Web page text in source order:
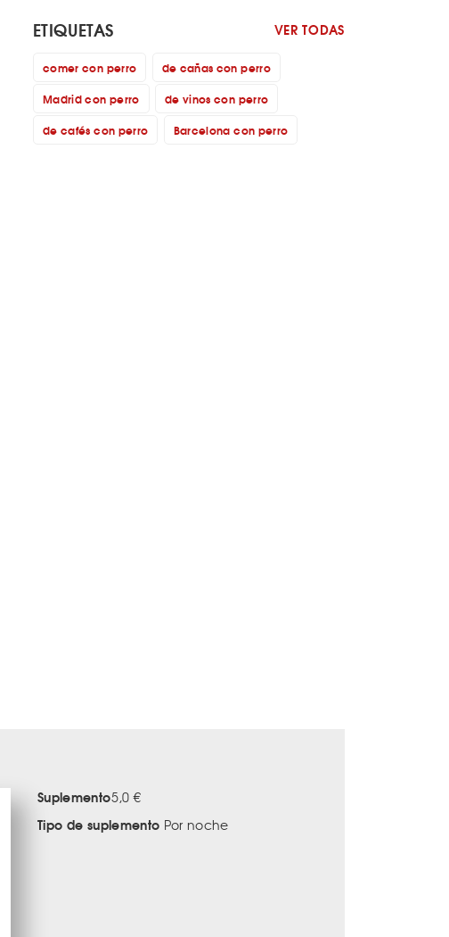
ETIQUETAS VER TODAS
comer con perro
de cañas con perro
Madrid con perro
de vinos con perro
de cafés con perro
Barcelona con perro
Suplemento5,0 €
Tipo de suplemento Por noche